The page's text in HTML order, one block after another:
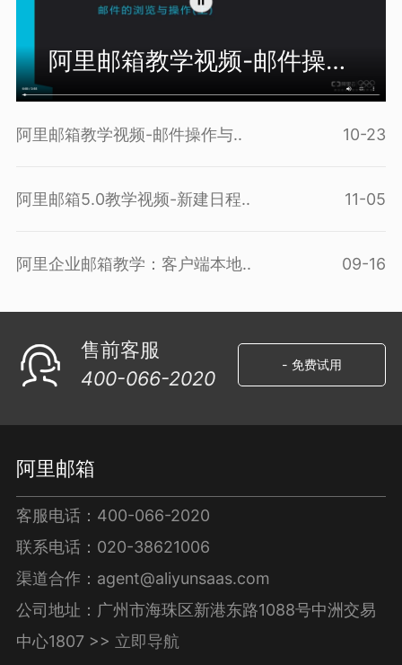
阿里邮箱教学视频-邮件操作
与..
阿里邮箱教学视频-邮件操作与.. 10-23
阿里邮箱5.0教学视频-新建日程.. 11-05
阿里企业邮箱教学：客户端本地.. 09-16
售前客服
400-066-2020
- 免费试用
阿里邮箱
客服电话：400-066-2020
联系电话：020-38621006
渠道合作：agent@aliyunsaas.com
公司地址：广州市海珠区新港东路1088号中洲交易
中心1807 >> 立即导航